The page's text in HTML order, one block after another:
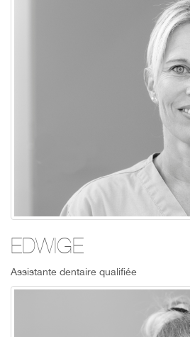
EDWIGE
Assistante dentaire qualifiée